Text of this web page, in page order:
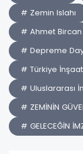
# Zemin Islahı
# Ahmet Bircan
# Depreme
# Türkiye İnşaat
# Uluslararası
# ZEMİNİN
# GELECEĞİN